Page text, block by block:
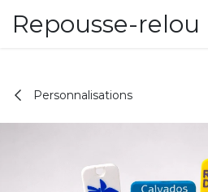
Repousse-relou
Personnalisations